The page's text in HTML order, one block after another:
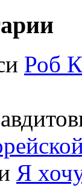
Роб
Я